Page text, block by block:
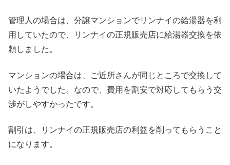
管理人の場合は、分譲マンションでリンナイの給湯器を利
用していたので、リンナイの正規販売店に給湯器交換を依
頼しました。
マンションの場合は、ご近所さんが同じところで交換して
いたようでした。なので、費用を割安で対応してもらう交
渉がしやすかったです。
割引は、リンナイの正規販売店の利益を削ってもらうこと
になります。